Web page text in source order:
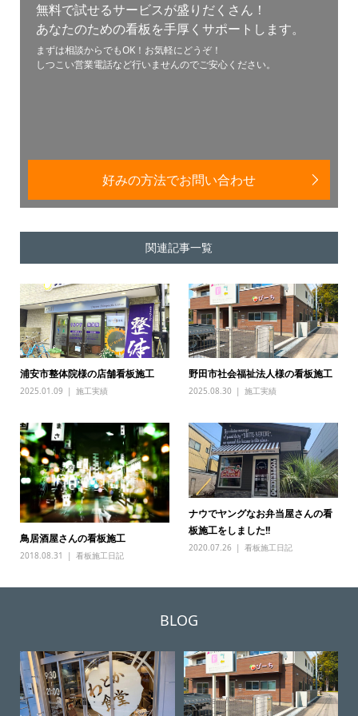
無料で試せるサービスが盛りだくさん！
あなたのための看板を手厚くサポートします。
まずは相談からでもOK！お気軽にどうぞ！
しつこい営業電話など行いませんのでご安心ください。
好みの方法でお問い合わせ
関連記事一覧
浦安市整体院様の店舗看板施工
2025.01.09 施工実績
野田市社会福祉法人様の看板施工
2025.08.30 施工実績
鳥居酒屋さんの看板施工
2018.08.31 看板施工日記
ナウでヤングなお弁当屋さんの看
板施工をしました!!
2020.07.26 看板施工日記
BLOG